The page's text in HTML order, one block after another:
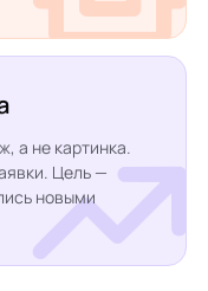
а не картинка.
Цель —
новыми